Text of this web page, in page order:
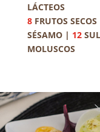
LÁCTEOS
8FRUTOS SECOS
SÉSAMO | 12
MOLUSCOS